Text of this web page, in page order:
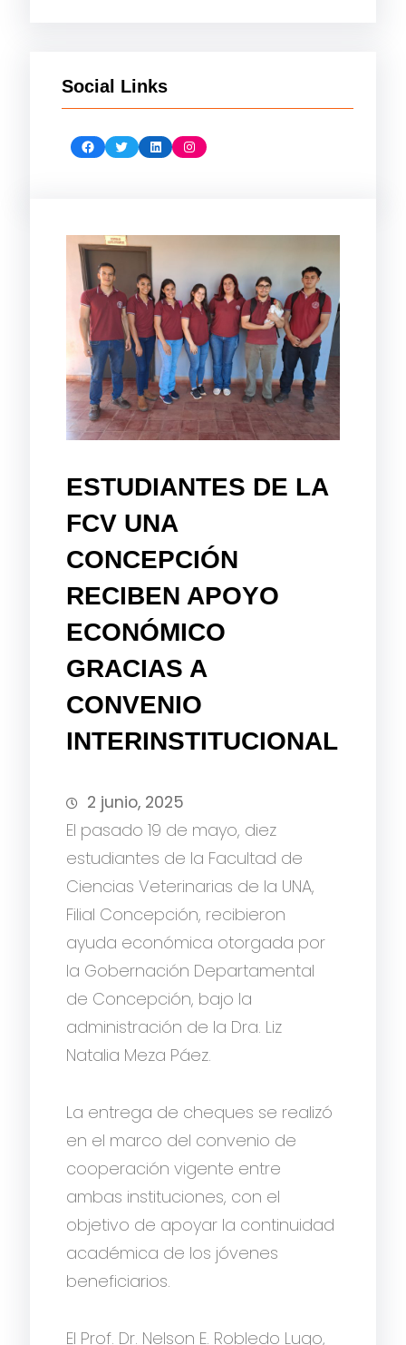
Social Links
Facebook Twitter LinkedIn Instagram
ESTUDIANTES DE LA
FCV UNA
CONCEPCIÓN
RECIBEN APOYO
ECONÓMICO
GRACIAS A
CONVENIO
INTERINSTITUCIONAL
2 junio, 2025
El pasado 19 de mayo, diez
estudiantes de la Facultad de
Ciencias Veterinarias de la UNA,
Filial Concepción, recibieron
ayuda económica otorgada por
la Gobernación Departamental
de Concepción, bajo la
administración de la Dra. Liz
Natalia Meza Páez.
La entrega de cheques se realizó
en el marco del convenio de
cooperación vigente entre
ambas instituciones, con el
objetivo de apoyar la continuidad
académica de los jóvenes
beneficiarios.
El Prof. Dr. Nelson E. Robledo Lugo,